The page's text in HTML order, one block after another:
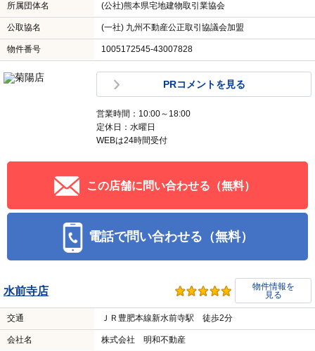
所属団体名 (公社)熊本県宅地建物取引業協会
公取協名 (一社) 九州不動産公正取引協議会加盟
物件番号 1005172545-43007828
PRコメントを見る
営業時間：10:00～18:00
定休日：水曜日
WEBは24時間受付
この店舗に問い合わせる（無料）
電話で問い合わせる（無料）
水前寺店
物件情報を
見る
交通 ＪＲ豊肥本線新水前寺駅 徒歩2分
会社名 株式会社 明和不動産